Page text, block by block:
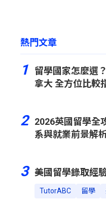
熱門文章
1
留學國家怎麼選
拿大 全方位比較
2
2026英國留學全
系與就業前景解
3 美國留學錄取經
TutorABC 留學